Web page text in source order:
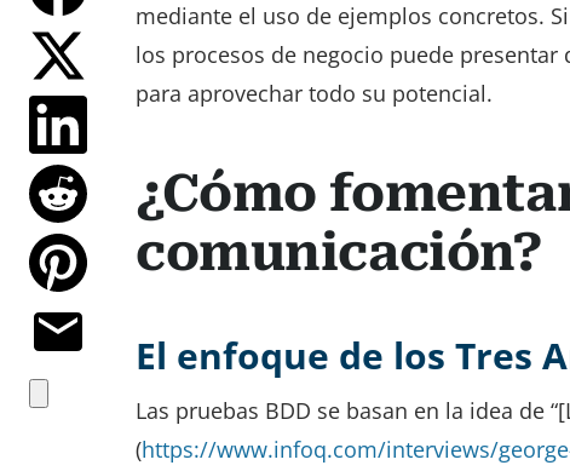
mediante el uso de ejemplos concretos.
los procesos de negocio puede
para aprovechar todo su potencial.
¿Cómo
comunicación?
El enfoque de los Tres
Las pruebas BDD se basan en la idea de
(https://www.infoq.com/interviews/